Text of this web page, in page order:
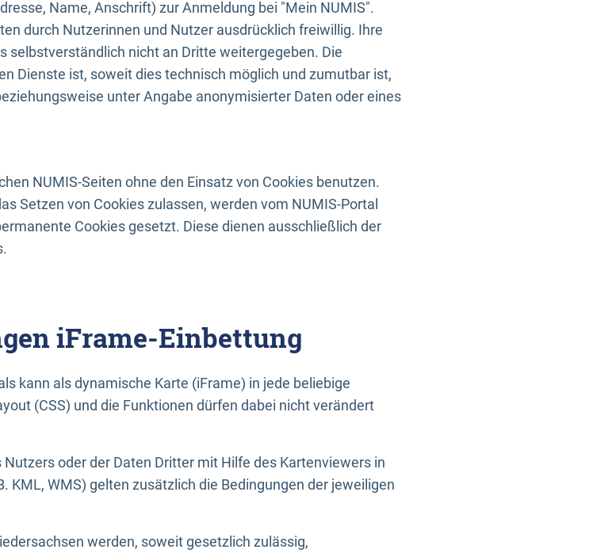
Name, Anschrift) zur Anmeldung bei "Mein NUMIS".
durch Nutzerinnen und Nutzer ausdrücklich freiwillig. Ihre
selbstverständlich nicht an Dritte weitergegeben. Die
Dienste ist, soweit dies technisch möglich und zumutbar ist,
unter Angabe anonymisierter Daten oder eines
NUMIS-Seiten ohne den Einsatz von Cookies benutzen.
Setzen von Cookies zulassen, werden vom NUMIS-Portal
Cookies gesetzt. Diese dienen ausschließlich der
iFrame-Einbettung
kann als dynamische Karte (iFrame) in jede beliebige
(CSS) und die Funktionen dürfen dabei nicht verändert
oder der Daten Dritter mit Hilfe des Kartenviewers in
KML, WMS) gelten zusätzlich die Bedingungen der jeweiligen
werden, soweit gesetzlich zulässig,